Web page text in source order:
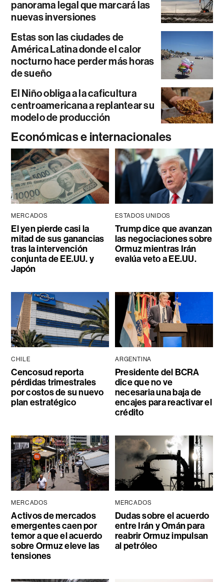
panorama legal que marcará las
nuevas inversiones
Estas son las ciudades de
América Latina donde el calor
nocturno hace perder más horas
de sueño
El Niño obliga a la caficultura
centroamericana a replantear su
modelo de producción
Económicas e internacionales
MERCADOS
El yen pierde casi la
mitad de sus ganancias
tras la intervención
conjunta de EE.UU. y
Japón
ESTADOS UNIDOS
Trump dice que avanzan
las negociaciones sobre
Ormuz mientras Irán
evalúa veto a EE.UU.
CHILE
Cencosud reporta
pérdidas trimestrales
por costos de su nuevo
plan estratégico
ARGENTINA
Presidente del BCRA
dice que no ve
necesaria una baja de
encajes para reactivar el
crédito
MERCADOS
Activos de mercados
emergentes caen por
temor a que el acuerdo
sobre Ormuz eleve las
tensiones
MERCADOS
Dudas sobre el acuerdo
entre Irán y Omán para
reabrir Ormuz impulsan
al petróleo